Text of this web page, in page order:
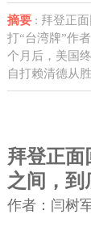
摘要: 拜登正面
打“台湾牌”作
个月后，美国
自打赖清德从
拜登正面
之间，到
作者：闫